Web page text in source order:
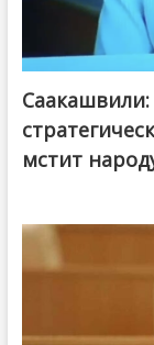
Саакашвили:
мстит